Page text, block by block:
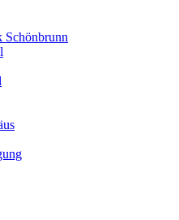
Schönbrunn